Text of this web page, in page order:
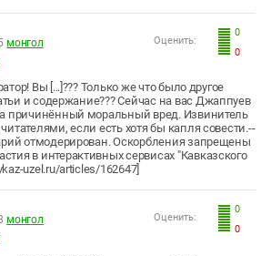
0
0
Оценить:
монгол
Вы [...]??? Только же что было другое
и содержание??? Сейчас на вас Джаппуев
причинённый моральный вред. Извинитель
если есть хотя бы капля совести.--
отмодерирован. Оскорбления запрещены
в интерактивных сервисах "Кавказского
uzel.ru/articles/162647]
0
0
Оценить:
монгол